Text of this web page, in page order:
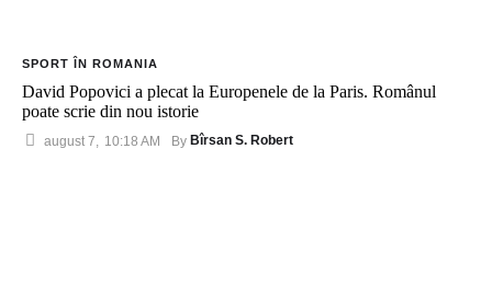
SPORT ÎN ROMANIA
David Popovici a plecat la Europenele de la Paris. Românul
poate scrie din nou istorie
august 7 10:18 AM By Bîrsan S. Robert